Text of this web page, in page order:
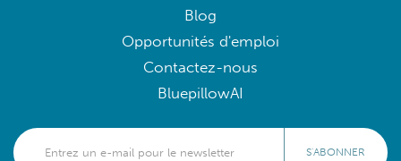
Blog
Opportunités d'emploi
Contactez-nous
BluepillowAI
S'ABONNER